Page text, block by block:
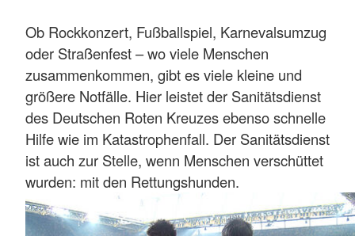
Ob Rockkonzert, Fußballspiel, Karnevalsumzug
oder Straßenfest – wo viele Menschen
zusammenkommen, gibt es viele kleine und
größere Notfälle. Hier leistet der Sanitätsdienst
des Deutschen Roten Kreuzes ebenso schnelle
Hilfe wie im Katastrophenfall. Der Sanitätsdienst
ist auch zur Stelle, wenn Menschen verschüttet
wurden: mit den Rettungshunden.